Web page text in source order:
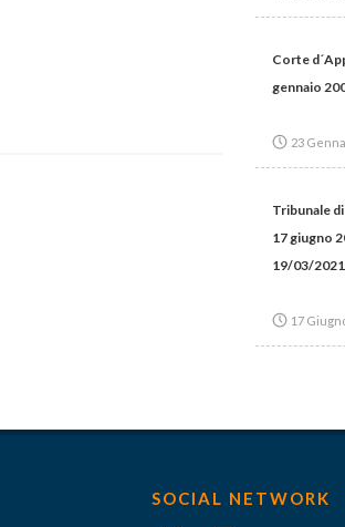
Corte
gennaio
23
Tribunale
17 giugno
19/03/
17
SOCIAL NETWORK